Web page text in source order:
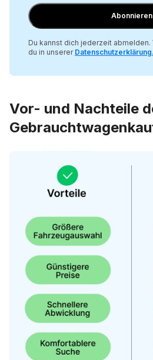
Mail
ein
Abonnieren
Du kannst dich jederzeit
du in unserer Datenschutzerklärung.
Vor- und Nachteile